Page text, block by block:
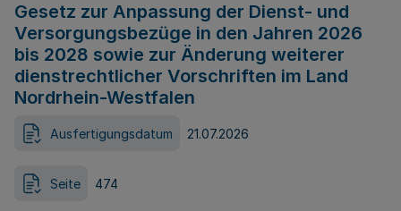
Gesetz zur Anpassung der Dienst- und
Versorgungsbezüge in den Jahren 2026
bis 2028 sowie zur Änderung weiterer
dienstrechtlicher Vorschriften im Land
Nordrhein-Westfalen
Ausfertigungsdatum 21.07.2026
Seite 474